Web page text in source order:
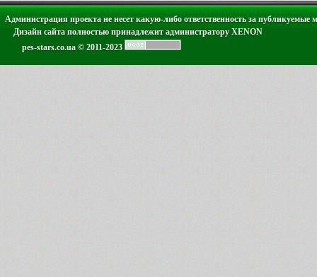
Администрация проекта не несет какую-либо ответственность за публикуемые
Дизайн сайта полностью принадлежит администратору XENON
pes-stars.co.ua © 2011-2023